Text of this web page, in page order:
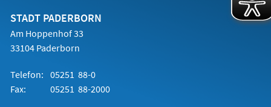
STADT PADERBORN
Am Hoppenhof 33
33104 Paderborn
Telefon: 05251 88-0
Fax:
05251 88-2000